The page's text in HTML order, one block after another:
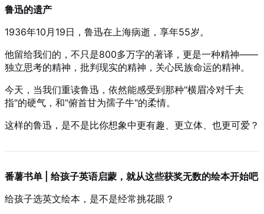
鲁迅的遗产
1936年10月19日，鲁迅在上海病逝，享年55岁。
他留给我们的，不只是800多万字的著译，更是一种精神——
独立思考的精神，批判现实的精神，关心民族命运的精神。
今天，当我们重读鲁迅，依然能感受到那种"横眉冷对千夫
指"的硬气，和"俯首甘为孺子牛"的柔情。
这样的鲁迅，是不是比你想象中更有趣、更立体、也更可爱？
番薯书单 | 给孩子英语启蒙，就从这些获奖无数的绘本开始吧
给孩子选英文绘本，是不是经常挑花眼？